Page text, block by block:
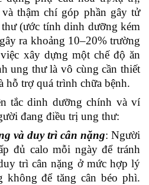
thậm chí góp phần gây tử
(ước tính dinh dưỡng kém
ra khoảng 10–20% trường
xây dựng một chế độ ăn
ung thư là vô cùng cần thiết
hỗ trợ quá trình chữa bệnh.
tắc dinh dưỡng chính và ví
đang điều trị ung thư:
và duy trì cân nặng: Người
đủ calo mỗi ngày để tránh
trì cân nặng ở mức hợp lý
không để tăng cân béo phì.